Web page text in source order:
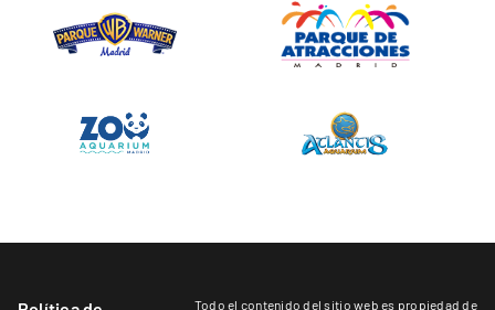
Todo el contenido del sitio web es propiedad de